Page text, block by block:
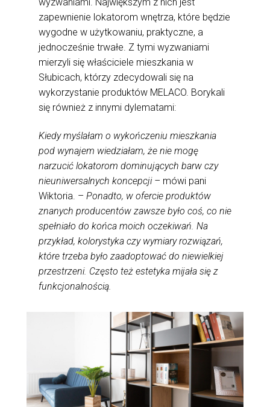
zapewnienie lokatorom wnętrza, które będzie
wygodne w użytkowaniu, praktyczne, a
jednocześnie trwałe. Z tymi wyzwaniami
mierzyli się właściciele mieszkania w
Słubicach, którzy zdecydowali się na
wykorzystanie produktów MELACO. Borykali
się również z innymi dylematami:
Kiedy myślałam o wykończeniu mieszkania
pod wynajem wiedziałam, że nie mogę
narzucić lokatorom dominujących barw czy
nieuniwersalnych koncepcji – mówi pani
Wiktoria. – Ponadto, w ofercie produktów
znanych producentów zawsze było coś, co nie
spełniało do końca moich oczekiwań. Na
przykład, kolorystyka czy wymiary rozwiązań,
które trzeba było zaadoptować do niewielkiej
przestrzeni. Często też estetyka mijała się z
funkcjonalnością.